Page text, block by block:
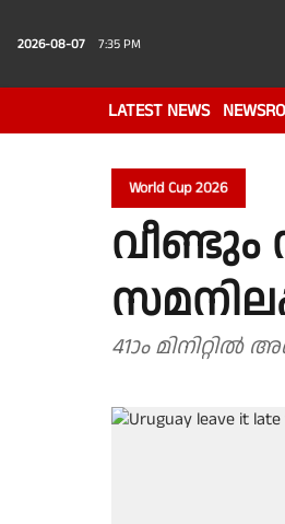
2026-08-07 7:35 PM
LATEST NEWS
World Cup 2026
41ാം